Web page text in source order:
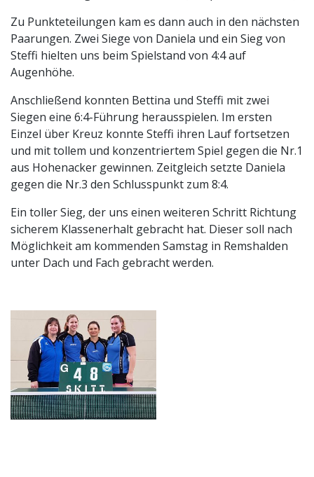
Zu Punkteteilungen kam es dann auch in den nächsten
Paarungen. Zwei Siege von Daniela und ein Sieg von
Steffi hielten uns beim Spielstand von 4:4 auf
Augenhöhe.
Anschließend konnten Bettina und Steffi mit zwei
Siegen eine 6:4-Führung herausspielen. Im ersten
Einzel über Kreuz konnte Steffi ihren Lauf fortsetzen
und mit tollem und konzentriertem Spiel gegen die Nr.1
aus Hohenacker gewinnen. Zeitgleich setzte Daniela
gegen die Nr.3 den Schlusspunkt zum 8:4.
Ein toller Sieg, der uns einen weiteren Schritt Richtung
sicherem Klassenerhalt gebracht hat. Dieser soll nach
Möglichkeit am kommenden Samstag in Remshalden
unter Dach und Fach gebracht werden.